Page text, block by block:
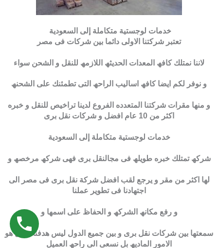
خدمات لوجستية متكاملة إلى السعودية
تعتبر شركتنا الاولى دائما بین شركات فى مصر
لاننا نمتلك كافھ المعدات الحدیثھ اللازمھ للنقل و الشحن سواء
و نوفر لكم ایضا كافھ اسالیب الراحھ التى تطمئنك على الشحنھ
و منھا مقرات شركتنا المتعدده الفروع لدینا تراخیص للنقل و خبره
اكثر من 10 عام افضل و شركات نقل برى
خدمات لوجستية متكاملة إلى السعودية
شركھ تمتلك خبره طویلھ فى مجالنقل برى فھى شركھ مرخصھ و
لھا اكثر من مقر و یرجع لقب افضل شركة نقل برى فى مصر الى
اجتھادنا فى تطویر عملنا
و رفع مكانھ الشركھ و الحفاظ على اسمھا و
سمعتھا بین شركات نقل برى و بین جمیع الدول لیس ھدفنا الاول ھو
الامور المادیھ بل نسعى الى راحھ العمیل